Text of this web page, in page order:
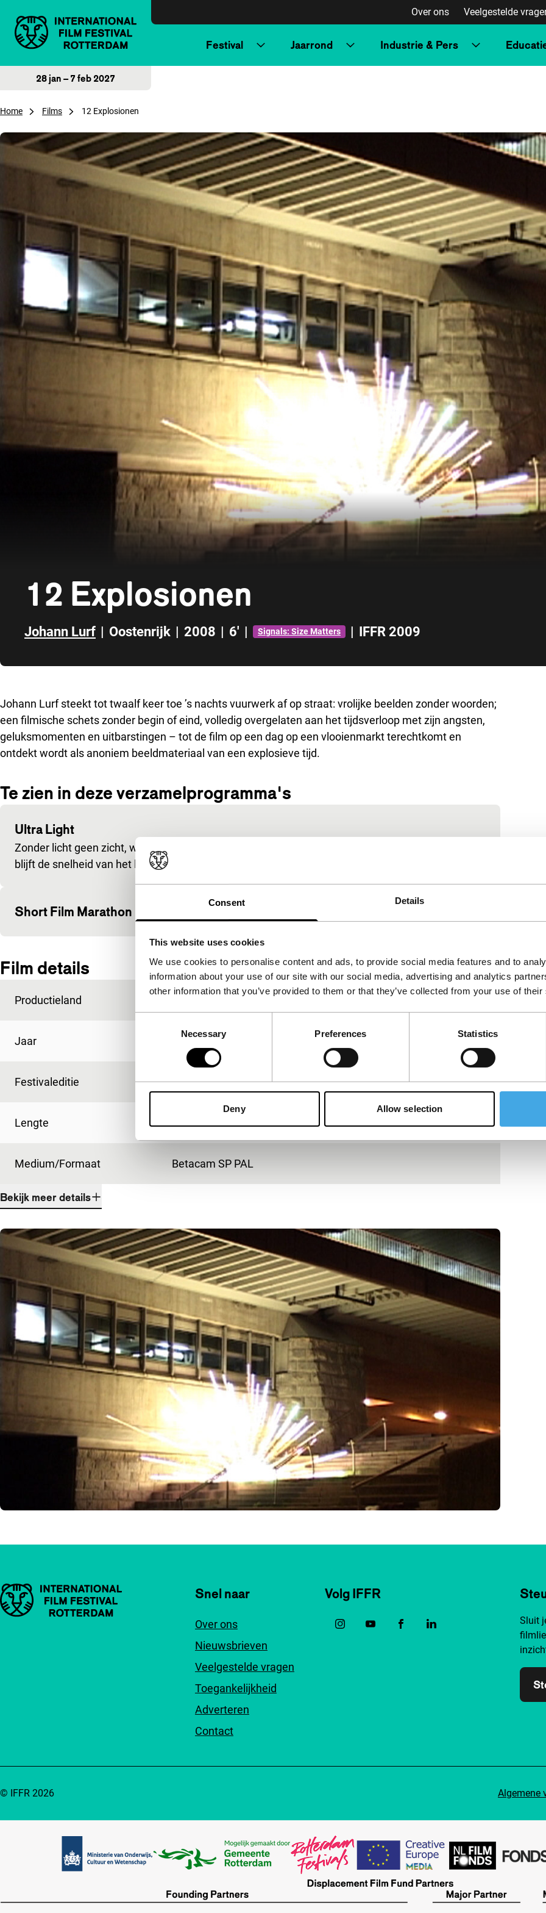
Consent Details
This website uses cookies
We use cookies to personalise content and ads, to provide social media features and to
information about your use of our site with our social media, advertising and analytics
other information that you’ve provided to them or that they’ve collected from your use of
Necessary Preferences Statistics
Deny Allow selection
Over ons Veelgestelde
Festival Jaarrond Industrie & Pers
28 jan – 7 feb 2027
Home Films 12 Explosionen
12 Explosionen
Johann Lurf | Oostenrijk | 2008 | 6' | Signals: Size Matters | IFFR 2009
Johann Lurf steekt tot twaalf keer toe ’s nachts vuurwerk af op straat: vrolijke beelden zonder woorden;
een filmische schets zonder begin of eind, volledig overgelaten aan het tijdsverloop met zijn angsten,
geluksmomenten en uitbarstingen – tot de film op een dag op een vlooienmarkt terechtkomt en
ontdekt wordt als anoniem beeldmateriaal van een explosieve tijd.
Te zien in deze verzamelprogramma's
Ultra Light
Zonder licht geen zicht, want het menselijk oog heeft maar een beperkt vermogen. En tegelijk
blijft de snelheid van het licht onze grootste maatstaf om…
Short Film Marathon Part Two
Film details
Productieland
Jaar 2008
Festivaleditie IFFR 2009
Lengte 6'
Medium/Formaat Betacam SP PAL
Bekijk meer details
Belangrijke links Snel naar
Over ons
Nieuwsbrieven
Veelgestelde vragen
Toegankelijkheid
Adverteren
Contact
Volg IFFR
Sluit
Algemene
© IFFR 2026